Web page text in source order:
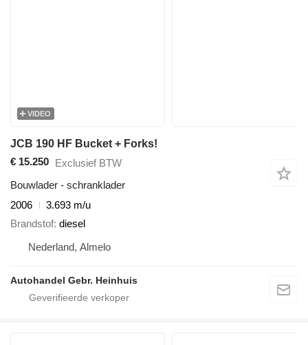
VIDEO
JCB 190 HF Bucket + Forks!
€ 15.250 Exclusief BTW
Bouwlader - schranklader
2006
3.693 m/u
Brandstof diesel
Nederland, Almelo
Autohandel Gebr. Heinhuis